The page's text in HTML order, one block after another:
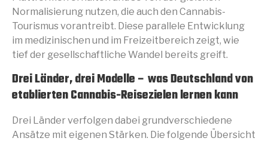
Normalisierung nutzen, die auch den Cannabis-
Tourismus vorantreibt. Diese parallele Entwicklung
im medizinischen und im Freizeitbereich zeigt, wie
tief der gesellschaftliche Wandel bereits greift.
Drei Länder, drei Modelle – was Deutschland von
etablierten Cannabis-Reisezielen lernen kann
Drei Länder verfolgen dabei grundverschiedene
Ansätze mit eigenen Stärken. Die folgende Übersicht